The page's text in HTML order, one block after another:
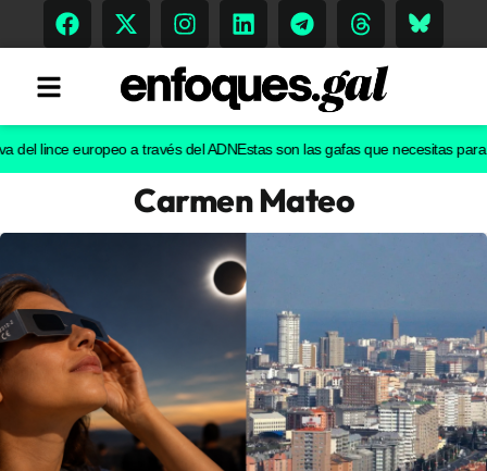
Gastronomía
Escenarios
europeo a través del ADNEstas son las gafas que necesitas para ver
Carmen Mateo